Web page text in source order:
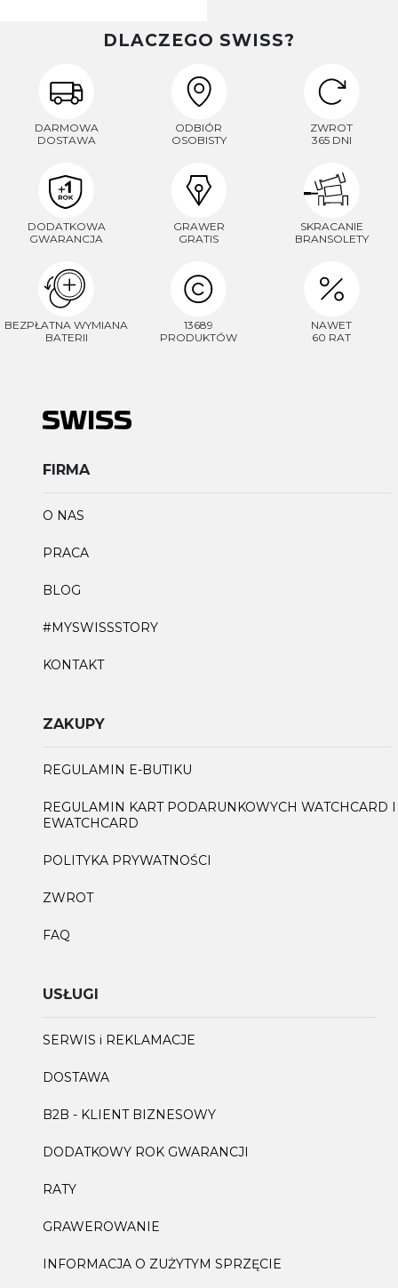
DLACZEGO SWISS?
DARMOWA
DOSTAWA
ODBIÓR
OSOBISTY
ZWROT
365 DNI
DODATKOWA
GWARANCJA
GRAWER
GRATIS
SKRACANIE
BRANSOLETY
BEZPŁATNA WYMIANA
BATERII
13689
PRODUKTÓW
NAWET
60 RAT
FIRMA
O NAS
PRACA
BLOG
#MYSWISSSTORY
KONTAKT
ZAKUPY
REGULAMIN E-BUTIKU
REGULAMIN KART PODARUNKOWYCH WATCHCARD I
EWATCHCARD
POLITYKA PRYWATNOŚCI
ZWROT
FAQ
USŁUGI
SERWIS i REKLAMACJE
DOSTAWA
B2B - KLIENT BIZNESOWY
DODATKOWY ROK GWARANCJI
RATY
GRAWEROWANIE
INFORMACJA O ZUŻYTYM SPRZĘCIE